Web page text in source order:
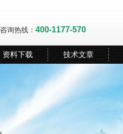
咨询热线： 400-1177-570
资料下载 技术文章